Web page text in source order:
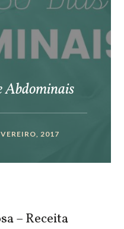
Abdominais
2017
– Receita